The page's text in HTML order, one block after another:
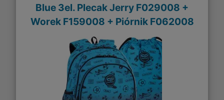
Blue 3el. Plecak Jerry F029008 +
Worek F159008 + Piórnik F062008